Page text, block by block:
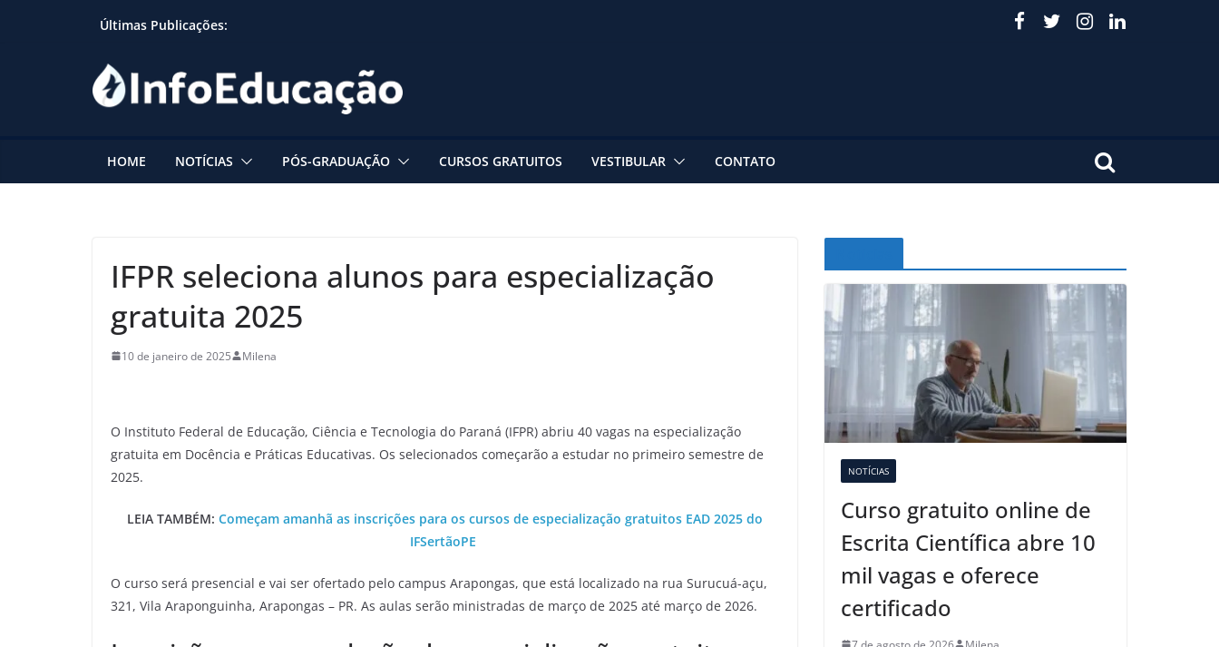
Últimas Publicações:
HOME NOTÍCIAS PÓS-GRADUAÇÃO CURSOS GRATUITOS VESTIBULAR CONTATO
IFPR seleciona alunos para especialização
gratuita 2025
10 de janeiro de 2025 Milena
O Instituto Federal de Educação, Ciência e Tecnologia do Paraná (IFPR) abriu 40 vagas na especialização
gratuita em Docência e Práticas Educativas. Os selecionados começarão a estudar no primeiro semestre de
2025.
LEIA TAMBÉM: Começam amanhã as inscrições para os cursos de especialização gratuitos EAD 2025 do
IFSertãoPE
O curso será presencial e vai ser ofertado pelo campus Arapongas, que está localizado na rua Surucuá-açu,
321, Vila Araponguinha, Arapongas – PR. As aulas serão ministradas de março de 2025 até março de 2026.
NOTÍCIAS
Curso gratuito online de
Escrita Científica abre 10
mil vagas e oferece
certificado